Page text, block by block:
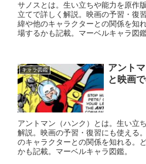
サノスとは。生い立ちや能力を原作
立てで詳しく解説。映画の予習・復
緯や他のキャラクターとの関係を知
場するかも記載。マーベルキャラ図鑑
キャラ図鑑
アント
と映画
アントマン（ハンク）とは。生い立
解説。映画の予習・復習にも使える
のキャラクターとの関係を知れる。
かも記載。マーベルキャラ図鑑。